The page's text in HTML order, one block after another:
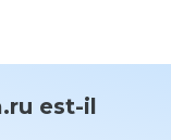
est-il